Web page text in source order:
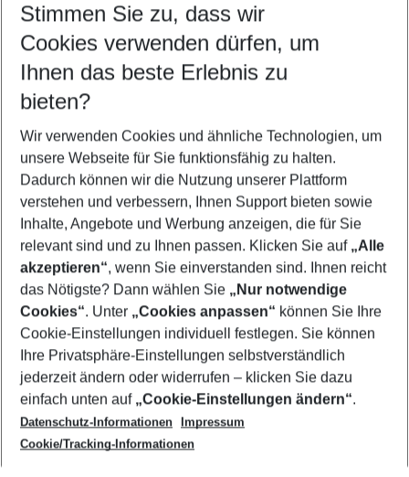
Abflughafen wählen
Beliebiger Abflughafen
Reisezeitraum wählen
08.08.26– 06.08.27 5-8 Nächte
2 Erwachsene Keine Kinder
Mehr Filter anzeigen
Footer
Footer navigation
Über uns
AGB
Cookie-Einstellungen ändern
Cookie-Richtlinie
Datenschutz
Service & Hilfe
Barrierefreies Reisen
Check-in
Folgen Sie uns
Stimmen Sie zu, dass wir
Cookies verwenden dürfen, um
Ihnen das beste Erlebnis zu
bieten?
Wir verwenden Cookies und ähnliche Technologien, um
unsere Webseite für Sie funktionsfähig zu halten.
Dadurch können wir die Nutzung unserer Plattform
verstehen und verbessern, Ihnen Support bieten sowie
Inhalte, Angebote und Werbung anzeigen, die für Sie
relevant sind und zu Ihnen passen. Klicken Sie auf „Alle
akzeptieren“, wenn Sie einverstanden sind. Ihnen reicht
das Nötigste? Dann wählen Sie „Nur notwendige
Cookies“. Unter „Cookies anpassen“ können Sie Ihre
Cookie-Einstellungen individuell festlegen. Sie können
Ihre Privatsphäre-Einstellungen selbstverständlich
jederzeit ändern oder widerrufen – klicken Sie dazu
einfach unten auf „Cookie-Einstellungen ändern“.
Datenschutz-Informationen
Impressum
Cookie/Tracking-Informationen